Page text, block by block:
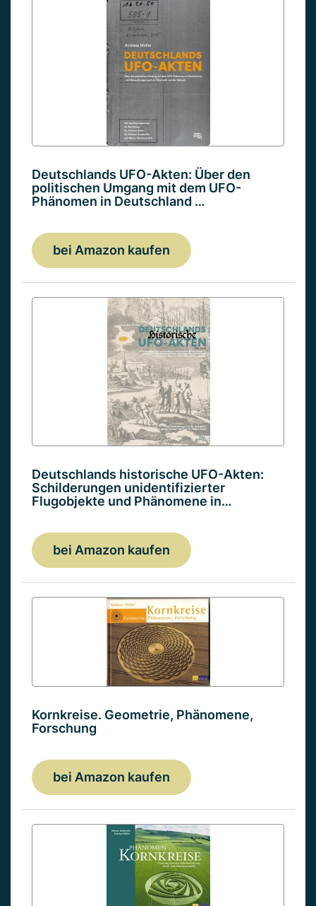
Deutschlands UFO-Akten: Über den
politischen Umgang mit dem UFO-
Phänomen in Deutschland …
bei Amazon kaufen
Deutschlands historische UFO-Akten:
Schilderungen unidentifizierter
Flugobjekte und Phänomene in…
bei Amazon kaufen
Kornkreise. Geometrie, Phänomene,
Forschung
bei Amazon kaufen